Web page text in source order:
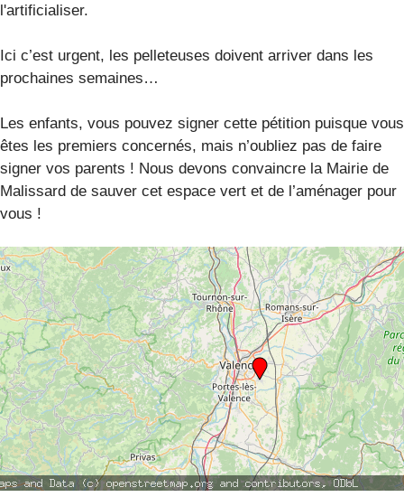
l'artificialiser.
Ici c’est urgent, les pelleteuses doivent arriver dans les
prochaines semaines…
Les enfants, vous pouvez signer cette pétition puisque vous
êtes les premiers concernés, mais n’oubliez pas de faire
signer vos parents ! Nous devons convaincre la Mairie de
Malissard de sauver cet espace vert et de l’aménager pour
vous !